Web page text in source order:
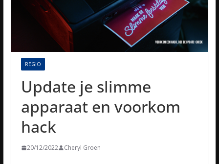
REGIO
Update je slimme
apparaat en voorkom
hack
20/12/2022 Cheryl Groen